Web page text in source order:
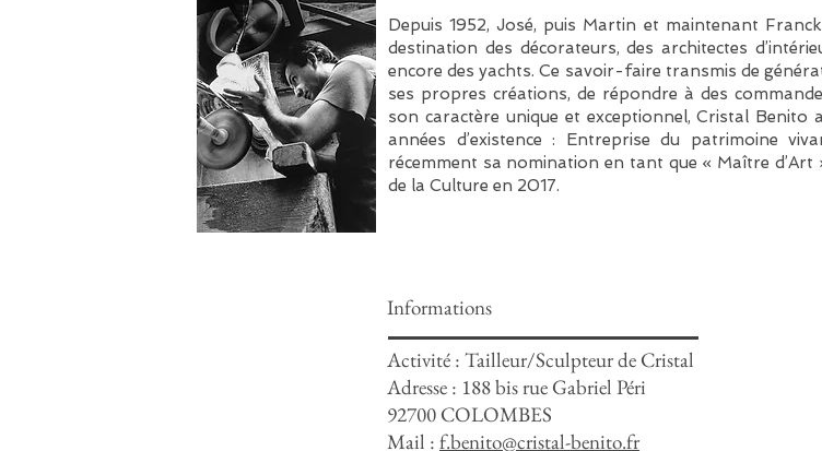
Depuis 1952, José, puis Martin et maintenant
destination des décorateurs, des architectes
encore des yachts. Ce savoir-faire transmis de
ses propres créations, de répondre à des
son caractère unique et exceptionnel, Cristal
années d’existence : Entreprise du patrimoine
récemment sa nomination en tant que « Maître
de la Culture en 2017.
Informations
Activité : Tailleur/Sculpteur de Cristal
Adresse : 188 bis rue Gabriel Péri
92700 COLOMBES
Mail : f.benito@cristal-benito.fr